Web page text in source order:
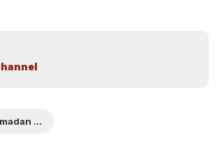
Takjil Ramadan 2026 di Jakarta